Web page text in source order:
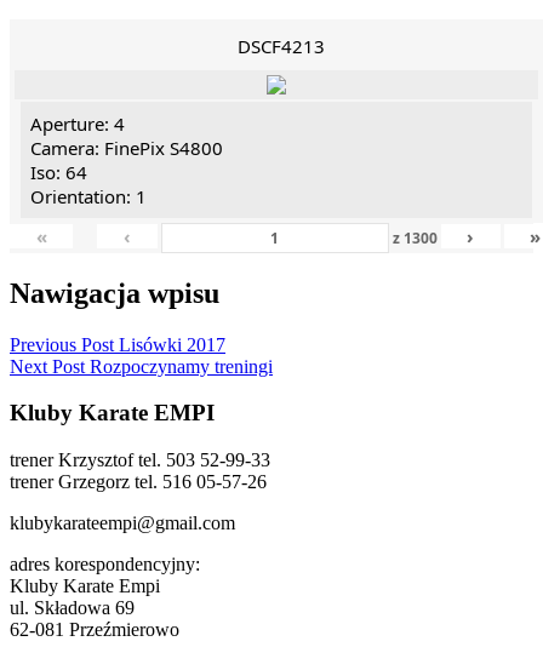
DSCF4213
Aperture: 4
Camera: FinePix S4800
Iso: 64
Orientation: 1
«
‹ z 1300 › »
Nawigacja wpisu
Previous Post Lisówki 2017
Next Post Rozpoczynamy treningi
Kluby Karate EMPI
trener Krzysztof tel. 503 52-99-33
trener Grzegorz tel. 516 05-57-26
klubykarateempi@gmail.com
adres korespondencyjny:
Kluby Karate Empi
ul. Składowa 69
62-081 Przeźmierowo